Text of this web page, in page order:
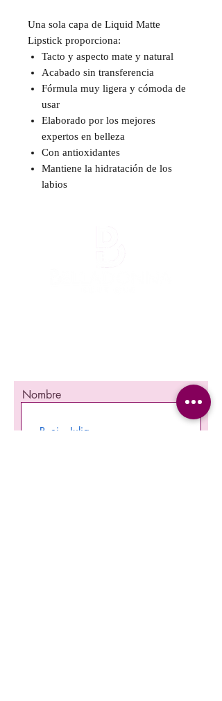
Una sola capa de Liquid Matte
Lipstick proporciona:
Tacto y aspecto mate y natural
Acabado sin transferencia
Fórmula muy ligera y cómoda de
usar
Elaborado por los mejores
expertos en belleza
Con antioxidantes
Mantiene la hidratación de los
labios
Nombre